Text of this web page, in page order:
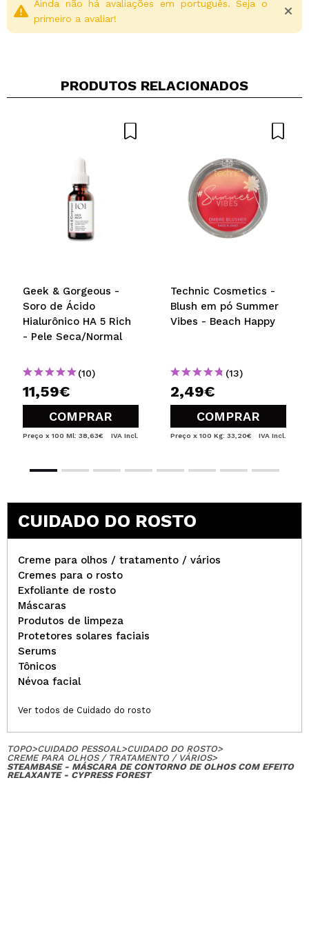
autocuidado.
Seu formato prático permite que você aproveite seus
Seu vídeo pode ser o primeiro. Imagine isso...
Recomenda esta compra? Sim Não
5/5
Ainda não há avaliações em português. Seja o
primeiro a avaliar!
PRODUTOS RELACIONADOS
Geek & Gorgeous -
Soro de Ácido
Hialurônico HA 5 Rich
- Pele Seca/Normal
(10)
11,59€
COMPRAR
Preço x 100 Ml: 38,63€ IVA Incl.
Technic Cosmetics -
Blush em pó Summer
Vibes - Beach Happy
(13)
2,49€
COMPRAR
Preço x 100 Kg: 33,20€ IVA Incl.
CUIDADO DO ROSTO
Creme para olhos / tratamento / vários
Cremes para o rosto
Exfoliante de rosto
Máscaras
Produtos de limpeza
Protetores solares faciais
Serums
Tônicos
Névoa facial
Ver todos de Cuidado do rosto
TOPO>CUIDADO PESSOAL>CUIDADO DO ROSTO>
CREME PARA OLHOS / TRATAMENTO / VÁRIOS>
STEAMBASE - MÁSCARA DE CONTORNO DE OLHOS COM EFEITO
RELAXANTE - CYPRESS FOREST